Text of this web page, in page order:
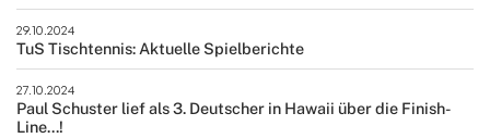
29.10.2024
TuS Tischtennis: Aktuelle Spielberichte
27.10.2024
Paul Schuster lief als 3. Deutscher in Hawaii über die Finish-
Line...!